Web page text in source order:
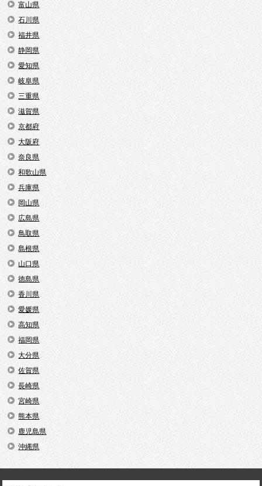
富山県
石川県
福井県
静岡県
愛知県
岐阜県
三重県
滋賀県
京都府
大阪府
奈良県
和歌山県
兵庫県
岡山県
広島県
鳥取県
島根県
山口県
徳島県
香川県
愛媛県
高知県
福岡県
大分県
佐賀県
長崎県
宮崎県
熊本県
鹿児島県
沖縄県